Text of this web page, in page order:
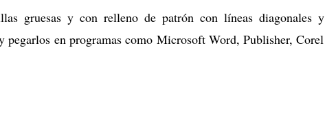
gruesas y con relleno de patrón con líneas diagonales y
pegarlos en programas como Microsoft Word, Publisher, Corel